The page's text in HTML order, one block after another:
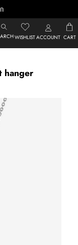
WISHLISTACCOUNT CART
hanger